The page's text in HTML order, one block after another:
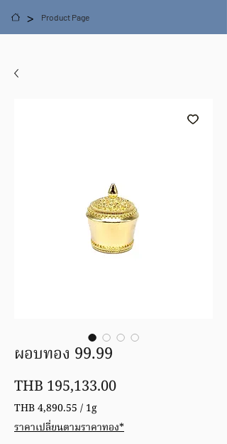
> Product Page
ผอบทอง 99.99
THB 195,133.00價
THB 4,890.55 / 1g
每
1
ราคาเปลี่ยนตามราคาทอง*